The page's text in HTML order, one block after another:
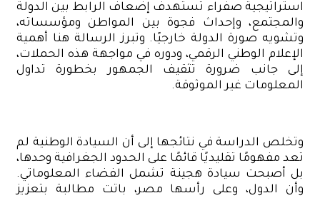
استراتيجية صفراء تستهدف إضعاف الرابط بين الدولة
والمجتمع، وإحداث فجوة بين المواطن ومؤسساته،
وتشويه صورة الدولة خارجيًا. وتبرز الرسالة هنا أهمية
الإعلام الوطني الرقمي، ودوره في مواجهة هذه الحملات،
إلى جانب ضرورة تثقيف الجمهور بخطورة تداول
المعلومات غير الموثوقة.
وتخلص الدراسة في نتائجها إلى أن السيادة الوطنية لم
تعد مفهومًا تقليديًا قائمًا على الحدود الجغرافية وحدها،
بل أصبحت سيادة هجينة تشمل الفضاء المعلوماتي.
وأن الدول، وعلى رأسها مصر، باتت مطالبة بتعزيز